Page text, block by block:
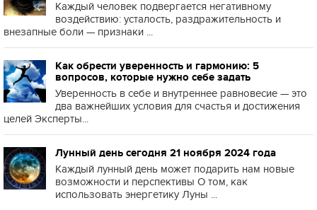
Каждый человек подвергается негативному
воздействию: усталость, раздражительность и
внезапные боли — признаки ...
Как обрести уверенность и гармонию: 5
вопросов, которые нужно себе задать
Уверенность в себе и внутреннее равновесие — это
два важнейших условия для счастья и достижения
целей Эксперты...
Лунный день сегодня 21 ноября 2024 года
Каждый лунный день может подарить нам новые
возможности и перспективы О том, как
использовать энергетику Луны ...